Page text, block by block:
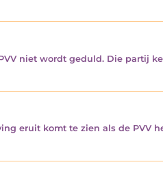
niet wordt geduld. Die partij
eruit komt te zien als de PVV